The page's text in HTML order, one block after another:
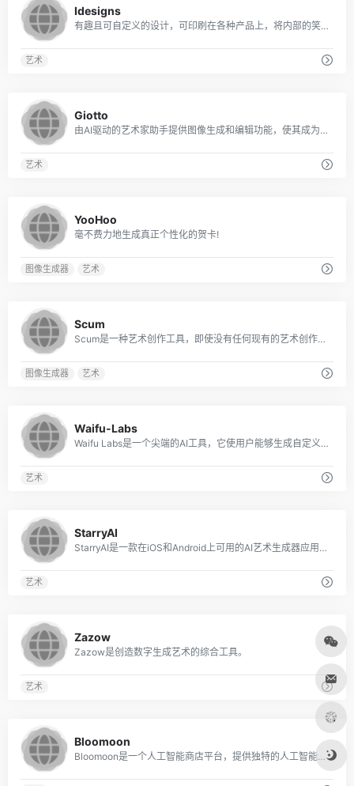
Idesigns
有趣且可自定义的设计，可印刷在各种产品上，将内部的笑话和兴趣转化为难忘的礼物。
艺术
Giotto
由AI驱动的艺术家助手提供图像生成和编辑功能，使其成为艺术家和创意人员的宝贵工具。
艺术
YooHoo
毫不费力地生成真正个性化的贺卡!
图像生成器 艺术
Scum
Scum是一种艺术创作工具，即使没有任何现有的艺术创作经验，用户也可以毫不费力地创作令人惊叹的艺术品。
图像生成器 艺术
Waifu-Labs
Waifu Labs是一个尖端的AI工具，它使用户能够生成自定义的动漫肖像。
艺术
StarryAI
StarryAI是一款在iOS和Android上可用的AI艺术生成器应用程序，可将文字转化为令人惊叹的艺术品。
艺术
Zazow
Zazow是创造数字生成艺术的综合工具。
艺术
Bloomoon
Bloomoon是一个人工智能商店平台，提供独特的人工智能生成的绘画